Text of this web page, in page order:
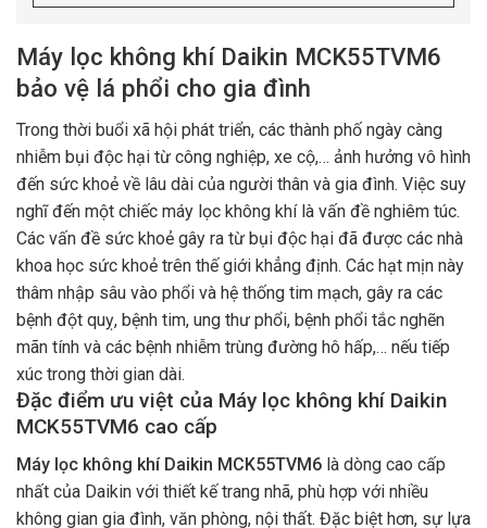
Máy lọc không khí Daikin MCK55TVM6
bảo vệ lá phổi cho gia đình
Trong thời buổi xã hội phát triển, các thành phố ngày càng
nhiễm bụi độc hại từ công nghiệp, xe cộ,… ảnh hưởng vô hình
đến sức khoẻ về lâu dài của người thân và gia đình. Việc suy
nghĩ đến một chiếc máy lọc không khí là vấn đề nghiêm túc.
Các vấn đề sức khoẻ gây ra từ bụi độc hại đã được các nhà
khoa học sức khoẻ trên thế giới khẳng định. Các hạt mịn này
thâm nhập sâu vào phổi và hệ thống tim mạch, gây ra các
bệnh đột quỵ, bệnh tim, ung thư phổi, bệnh phổi tắc nghẽn
mãn tính và các bệnh nhiễm trùng đường hô hấp,… nếu tiếp
xúc trong thời gian dài.
Đặc điểm ưu việt của Máy lọc không khí Daikin
MCK55TVM6 cao cấp
Máy lọc không khí Daikin MCK55TVM6 là dòng cao cấp
nhất của Daikin với thiết kế trang nhã, phù hợp với nhiều
không gian gia đình, văn phòng, nội thất. Đặc biệt hơn, sự lựa